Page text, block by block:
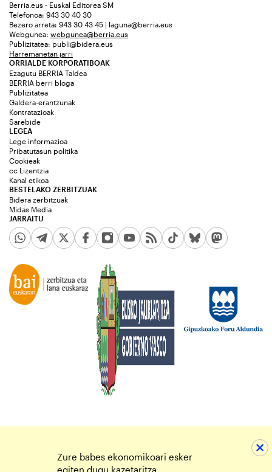
Berria.eus - Euskal Editorea SM
Telefonoa: 943 30 40 30
Bezero arreta: 943 30 43 45 | laguna@berria.eus
Webgunea: webgunea@berria.eus
Publizitatea: publi@bidera.eus
Harremanetan jarri
ORRIALDE KORPORATIBOAK
Ezagutu BERRIA Taldea
BERRIA berri bloga
Publizitatea
Galdera-erantzunak
Kontratazioak
Sarebide
JARRAITU
LEGEA
Lege informazioa
Pribatutasun politika
Cookieak
cc Lizentzia
Kanal etikoa
BESTELAKO ZERBITZUAK
Bidera zerbitzuak
Midas Media
Zure babes ekonomikoari esker
egiten dugu kazetaritza